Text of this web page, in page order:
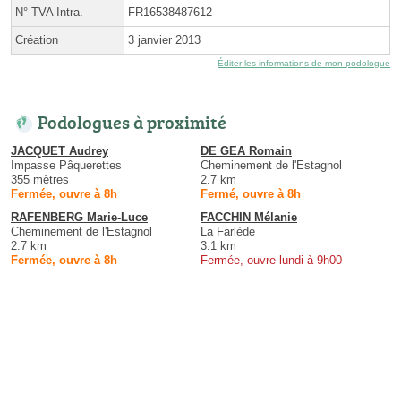
N° TVA Intra. FR16538487612
Création 3 janvier 2013
Éditer les informations de mon podologue
Podologues à proximité
JACQUET Audrey
Impasse Pâquerettes
355 mètres
Fermée, ouvre à 8h
DE GEA Romain
Cheminement de l'Estagnol
2.7 km
Fermé, ouvre à 8h
RAFENBERG Marie-Luce
Cheminement de l'Estagnol
2.7 km
Fermée, ouvre à 8h
FACCHIN Mélanie
La Farlède
3.1 km
Fermée, ouvre lundi à 9h00